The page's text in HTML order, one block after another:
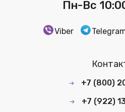
Пн-Вс
Viber
+7 (800)
+7 (922)